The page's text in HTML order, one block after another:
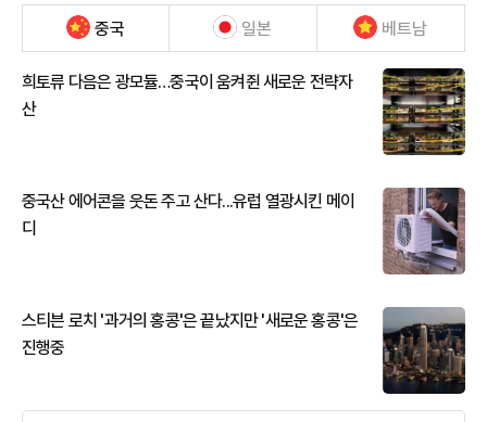
중국 일본 베트남
희토류 다음은 광모듈…중국이 움켜쥔 새로운 전략자
산
중국산 에어콘을 웃돈 주고 산다...유럽 열광시킨 메이
디
스티븐 로치 '과거의 홍콩'은 끝났지만 '새로운 홍콩'은
진행중